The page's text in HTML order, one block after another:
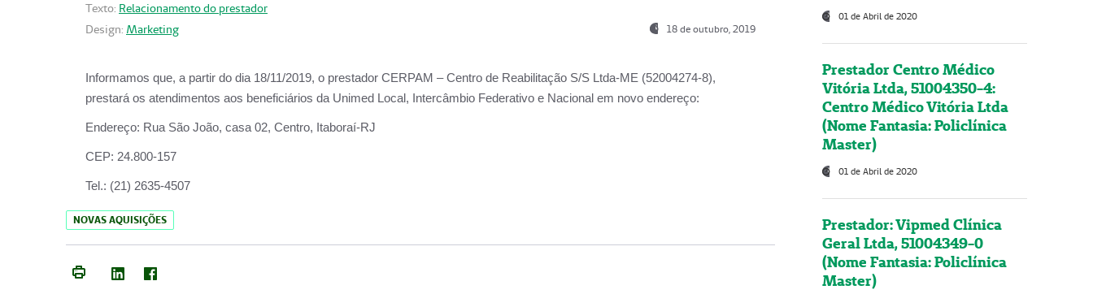
Texto: Relacionamento do prestador
Design: Marketing 18 de outubro, 2019
Informamos que, a partir do dia 18/11/2019, o prestador CERPAM – Centro de Reabilitação S/S Ltda-ME (52004274-8),
prestará os atendimentos aos beneficiários da Unimed Local, Intercâmbio Federativo e Nacional em novo endereço:
Endereço: Rua São João, casa 02, Centro, Itaboraí-RJ
CEP: 24.800-157
Tel.: (21) 2635-4507
NOVAS AQUISIÇÕES
01 de Abril de 2020
Prestador Centro Médico
Vitória Ltda, 51004350-4:
Centro Médico Vitória Ltda
(Nome Fantasia: Policlínica
Master)
01 de Abril de 2020
Prestador: Vipmed Clínica
Geral Ltda, 51004349-0
(Nome Fantasia: Policlínica
Master)